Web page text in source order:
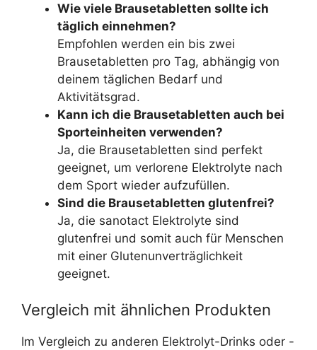
Wie viele Brausetabletten sollte ich
täglich einnehmen?
Empfohlen werden ein bis zwei
Brausetabletten pro Tag, abhängig von
deinem täglichen Bedarf und
Aktivitätsgrad.
Kann ich die Brausetabletten auch bei
Sporteinheiten verwenden?
Ja, die Brausetabletten sind perfekt
geeignet, um verlorene Elektrolyte nach
dem Sport wieder aufzufüllen.
Sind die Brausetabletten glutenfrei?
Ja, die sanotact Elektrolyte sind
glutenfrei und somit auch für Menschen
mit einer Glutenunverträglichkeit
geeignet.
Vergleich mit ähnlichen Produkten
Im Vergleich zu anderen Elektrolyt-Drinks oder -